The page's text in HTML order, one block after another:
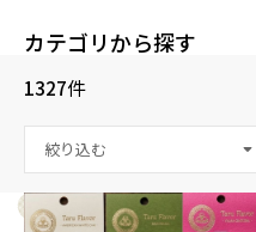
カテゴリから探す
1327件
絞り込む